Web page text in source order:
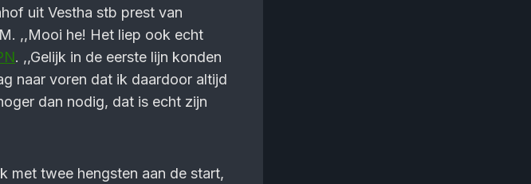
uit Vestha stb prest van
,,Mooi he! Het liep ook echt
. ,,Gelijk in de eerste lijn konden
naar voren dat ik daardoor altijd
dan nodig, dat is echt zijn
met twee hengsten aan de start,